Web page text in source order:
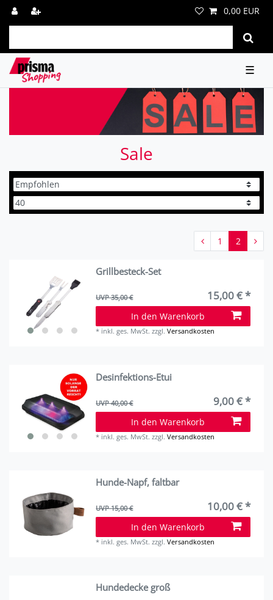
0,00 EUR
☰
Sale
1 2
Grillbesteck-Set
UVP 35,00 € 15,00 € *
In den Warenkorb
* inkl. ges. MwSt. zzgl.Versandkosten
Desinfektions-Etui
UVP 40,00 € 9,00 € *
In den Warenkorb
* inkl. ges. MwSt. zzgl.Versandkosten
Hunde-Napf, faltbar
UVP 15,00 € 10,00 € *
In den Warenkorb
* inkl. ges. MwSt. zzgl.Versandkosten
Hundedecke groß